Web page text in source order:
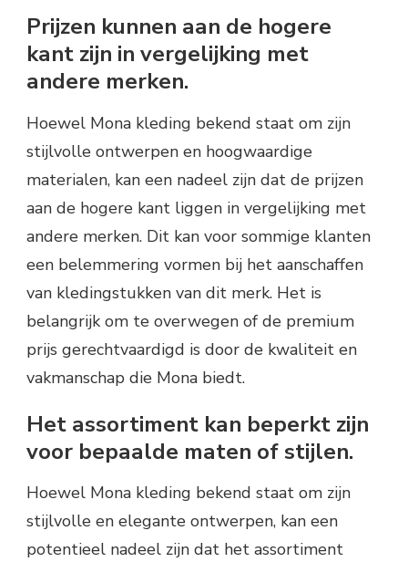
Prijzen kunnen aan de hogere
kant zijn in vergelijking met
andere merken.
Hoewel Mona kleding bekend staat om zijn
stijlvolle ontwerpen en hoogwaardige
materialen, kan een nadeel zijn dat de prijzen
aan de hogere kant liggen in vergelijking met
andere merken. Dit kan voor sommige klanten
een belemmering vormen bij het aanschaffen
van kledingstukken van dit merk. Het is
belangrijk om te overwegen of de premium
prijs gerechtvaardigd is door de kwaliteit en
vakmanschap die Mona biedt.
Het assortiment kan beperkt zijn
voor bepaalde maten of stijlen.
Hoewel Mona kleding bekend staat om zijn
stijlvolle en elegante ontwerpen, kan een
potentieel nadeel zijn dat het assortiment